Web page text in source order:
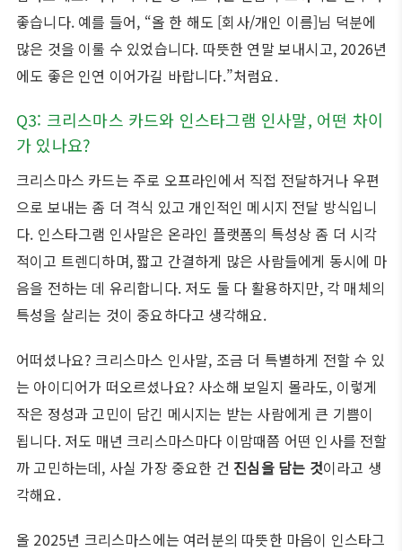
좋습니다. 예를 들어, “올 한 해도 [회사/개인 이름]님 덕분에
많은 것을 이룰 수 있었습니다. 따뜻한 연말 보내시고, 2026년
에도 좋은 인연 이어가길 바랍니다.”처럼요.
Q3: 크리스마스 카드와 인스타그램 인사말, 어떤 차이
가 있나요?
크리스마스 카드는 주로 오프라인에서 직접 전달하거나 우편
으로 보내는 좀 더 격식 있고 개인적인 메시지 전달 방식입니
다. 인스타그램 인사말은 온라인 플랫폼의 특성상 좀 더 시각
적이고 트렌디하며, 짧고 간결하게 많은 사람들에게 동시에 마
음을 전하는 데 유리합니다. 저도 둘 다 활용하지만, 각 매체의
특성을 살리는 것이 중요하다고 생각해요.
어떠셨나요? 크리스마스 인사말, 조금 더 특별하게 전할 수 있
는 아이디어가 떠오르셨나요? 사소해 보일지 몰라도, 이렇게
작은 정성과 고민이 담긴 메시지는 받는 사람에게 큰 기쁨이
됩니다. 저도 매년 크리스마스마다 이맘때쯤 어떤 인사를 전할
까 고민하는데, 사실 가장 중요한 건 진심을 담는 것이라고 생
각해요.
올 2025년 크리스마스에는 여러분의 따뜻한 마음이 인스타그